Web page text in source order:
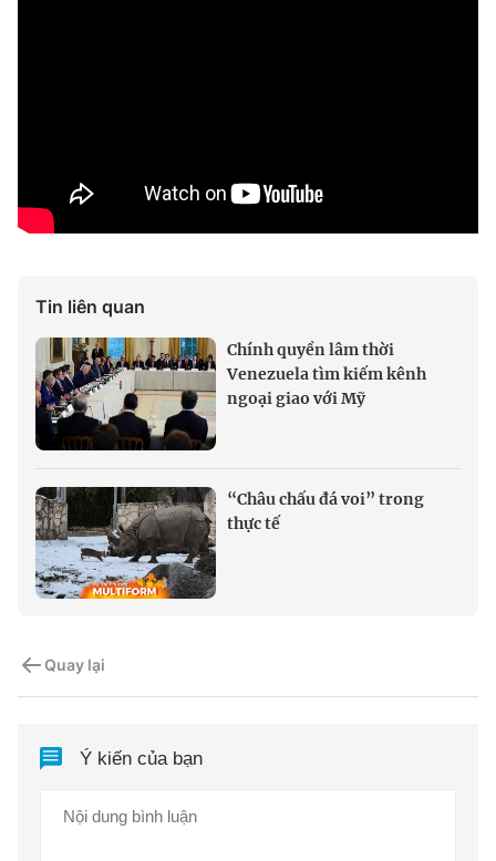
Tin liên quan
Chính quyền lâm thời
Venezuela tìm kiếm kênh
ngoại giao với Mỹ
“Châu chấu đá voi” trong
thực tế
Quay lại
Ý kiến của bạn